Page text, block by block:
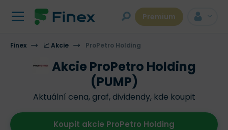
Premium
Finex 📈 Akcie ProPetro Holding
Akcie ProPetro Holding
(PUMP)
Aktuální cena, graf, dividendy, kde koupit
Koupit akcie ProPetro Holding